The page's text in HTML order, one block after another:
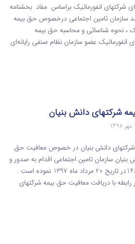
شرکتهای انفورماتیک براساس مفاد بخشنامه
درآمد سازمان تامین اجتماعی درخصوص حق بیمه
، نحوه شناسائی و محاسبه حق بیمه
انفورماتیک عضو سازمان نظام صنفی رایانه‌ای
شرکتهای دانش بنیان
دانش بنیان در خصوص معافیت حق
بنیان سازمان تامین اجتماعی اقدام به صدور و
ابلاغ بخشنامه 14/12در تاریخ 20 مرداد ماه 1397 نموده است .
رابطه با دریافت معافیت حق بیمه شرکتهای